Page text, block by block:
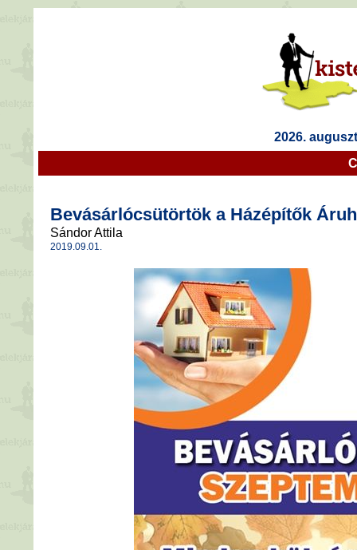
2026.
Bevásárlócsütörtök a Házépítők
Sándor Attila
2019.09.01.